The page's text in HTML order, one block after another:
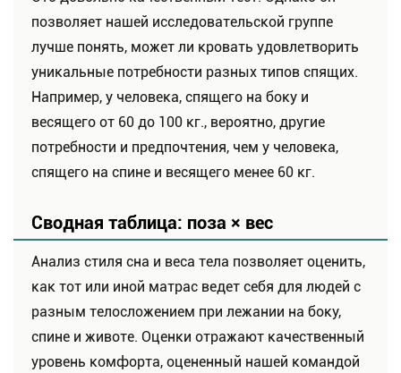
позволяет нашей исследовательской группе
лучше понять, может ли кровать удовлетворить
уникальные потребности разных типов спящих.
Например, у человека, спящего на боку и
весящего от 60 до 100 кг., вероятно, другие
потребности и предпочтения, чем у человека,
спящего на спине и весящего менее 60 кг.
Сводная таблица: поза × вес
Анализ стиля сна и веса тела позволяет оценить,
как тот или иной матрас ведет себя для людей с
разным телосложением при лежании на боку,
спине и животе. Оценки отражают качественный
уровень комфорта, оцененный нашей командой